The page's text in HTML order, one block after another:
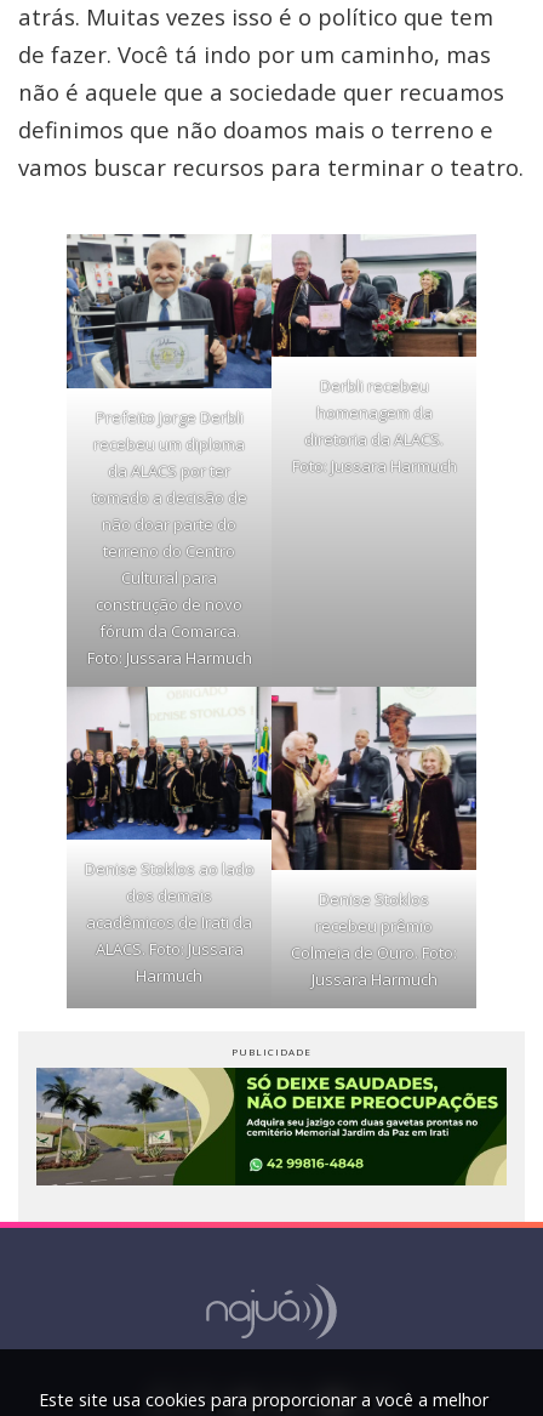
atrás. Muitas vezes isso é o político que tem
de fazer. Você tá indo por um caminho, mas
não é aquele que a sociedade quer recuamos
definimos que não doamos mais o terreno e
vamos buscar recursos para terminar o teatro.
Prefeito Jorge Derbli
recebeu um diploma
da ALACS por ter
tomado a decisão de
não doar parte do
terreno do Centro
Cultural para
construção de novo
fórum da Comarca.
Foto: Jussara Harmuch
Derbli recebeu
homenagem da
diretoria da ALACS.
Foto: Jussara Harmuch
Denise Stoklos ao lado
dos demais
acadêmicos de Irati da
ALACS. Foto: Jussara
Harmuch
Denise Stoklos
recebeu prêmio
Colmeia de Ouro. Foto:
Jussara Harmuch
Este site usa cookies para proporcionar a você a melhor